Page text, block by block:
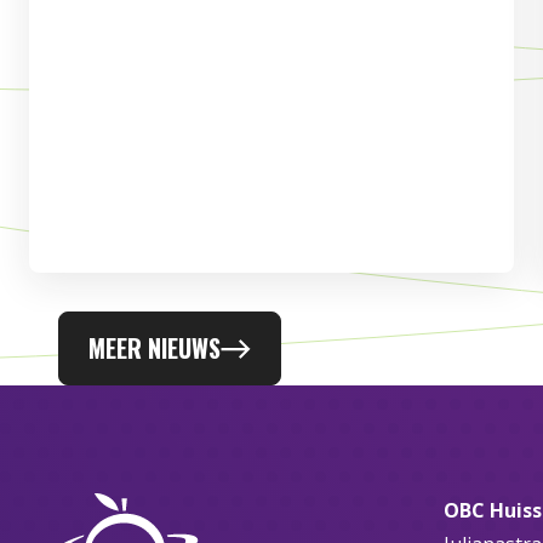
MEER NIEUWS
OBC